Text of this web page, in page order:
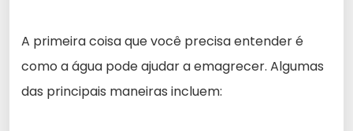
A primeira coisa que você precisa entender é
como a água pode ajudar a emagrecer. Algumas
das principais maneiras incluem: